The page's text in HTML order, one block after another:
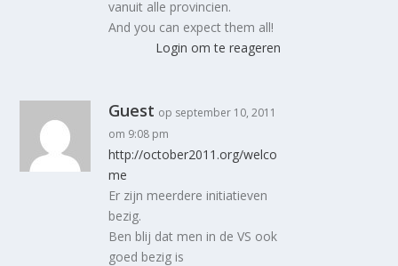
vanuit alle provincien.
And you can expect them all!
Login om te reageren
Guest op september 10, 2011
om 9:08 pm
http://october2011.org/welco
me
Er zijn meerdere initiatieven
bezig.
Ben blij dat men in de VS ook
goed bezig is